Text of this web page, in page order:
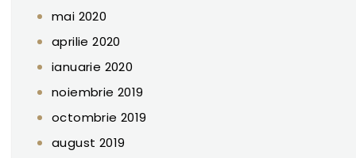
mai 2020
aprilie 2020
ianuarie 2020
noiembrie 2019
octombrie 2019
august 2019